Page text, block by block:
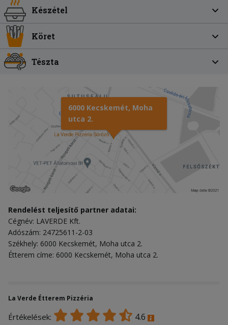
Készétel
Köret
Tészta
6000 Kecskemét, Moha
utca 2.
Rendelést teljesítő partner adatai:
Cégnév: LAVERDE Kft.
Adószám: 24725611-2-03
Székhely: 6000 Kecskemét, Moha utca 2.
Étterem címe: 6000 Kecskemét, Moha utca 2.
La Verde Étterem Pizzéria
Értékelések: 4.6